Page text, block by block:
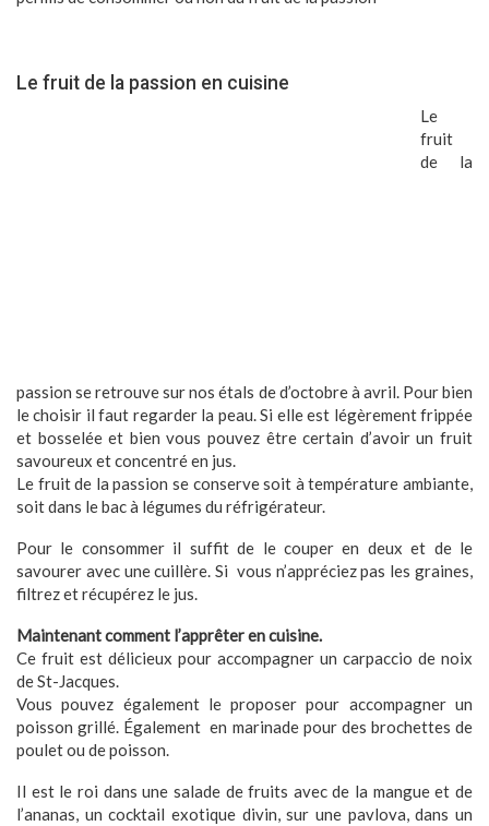
Le fruit de la passion en cuisine
Le
fruit
de la
passion se retrouve sur nos étals de d’octobre à avril. Pour bien
le choisir il faut regarder la peau. Si elle est légèrement frippée
et bosselée et bien vous pouvez être certain d’avoir un fruit
savoureux et concentré en jus.
Le fruit de la passion se conserve soit à température ambiante,
soit dans le bac à légumes du réfrigérateur.
Pour le consommer il suffit de le couper en deux et de le
savourer avec une cuillère. Si vous n’appréciez pas les graines,
filtrez et récupérez le jus.
Maintenant comment l’apprêter en cuisine.
Ce fruit est délicieux pour accompagner un carpaccio de noix
de St-Jacques.
Vous pouvez également le proposer pour accompagner un
poisson grillé. Également en marinade pour des brochettes de
poulet ou de poisson.
Il est le roi dans une salade de fruits avec de la mangue et de
l’ananas, un cocktail exotique divin, sur une pavlova, dans un